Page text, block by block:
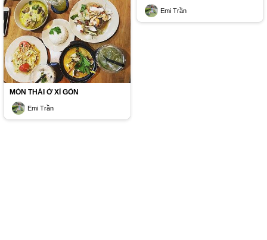
MÓN THÁI Ở XÌ GÒN
Emi Trần
Emi Trần